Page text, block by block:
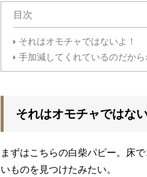
目次
それはオモチャではないよ！
手加減してくれているのだから
それはオモチャではな
まずはこちらの白柴パピー。床
いものを見つけたみたい。